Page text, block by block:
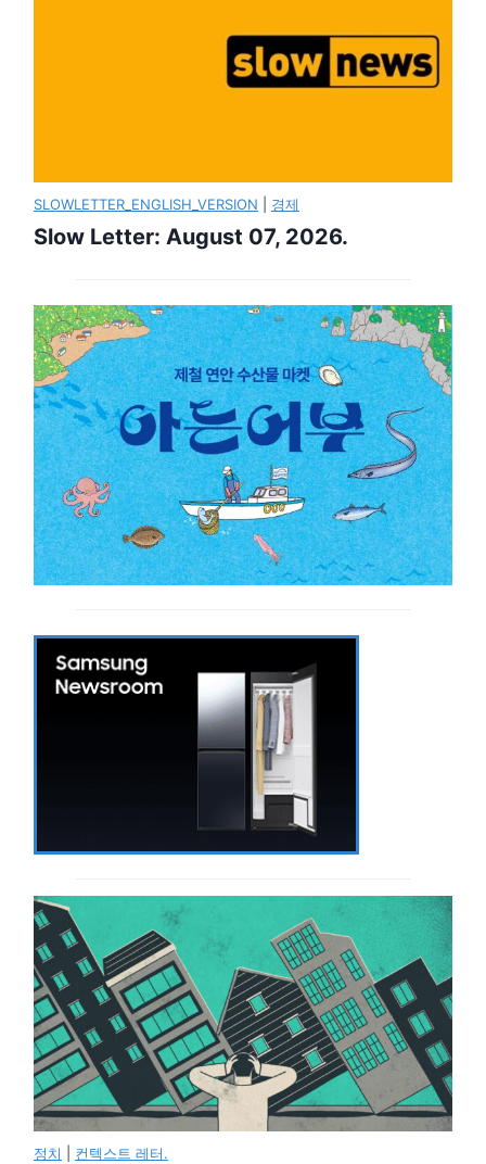
SLOWLETTER_ENGLISH_VERSION 경제
Slow Letter: August 07, 2026.
정치 컨텍스트 레터.